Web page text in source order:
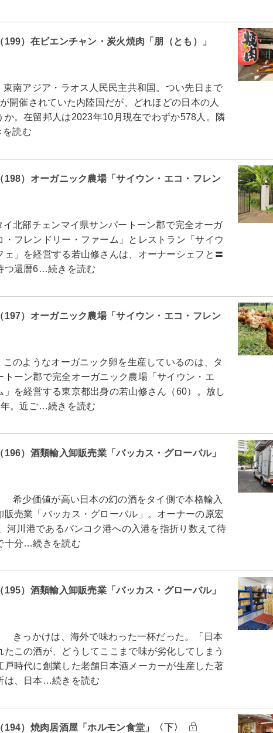
）在ビエンチャン・炭火焼肉「朋（とも）」
アジア・ラオス人民民主共和国。つい先日まで
開催されていた内陸国だが、どれほどの日本の人
か。在留邦人は2023年10月現在でわずか578人。隣
読む
）オーガニック農場「サイウン・エコ・フレン
部チェンマイ県サンパートーン郡で完全オーガ
フレンドリー・ファーム」とレストラン「サイウ
ェ」を経営する若山修さんは、オーナーシェフと〓
つ還暦6…続きを読む
）オーガニック農場「サイウン・エコ・フレン
ようなオーガニック卵を生産しているのは、タ
トーン郡で完全オーガニック農場「サイウン・エ
」を経営する東京都出身の若山修さん（60）。放し
。近ご…続きを読む
）酒類輸入卸販売業「バッカス・グローバル」
少価値が高い日本の幻の酒をタイ側で本格輸入
売業「バッカス・グローバル」。オーナーの原宏
河川港であるバンコク港への入港を指折り数えて待
十分…続きを読む
）酒類輸入卸販売業「バッカス・グローバル」
っかけは、海外で味わった一杯だった。「日本
この酒が、どうしてここまで味が劣化してしまう
時代に創業した老舗日本酒メーカーが生産した著
は、日本…続きを読む
）焼肉居酒屋「ホルモン食堂」〈下〉